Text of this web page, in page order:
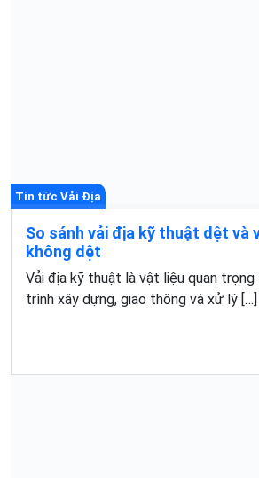
Tin tức Vải Địa
So sánh vải địa kỹ thuật dệt và
không dệt
Vải địa kỹ thuật là vật liệu quan
trình xây dựng, giao thông và xử lý […]